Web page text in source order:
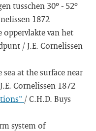
tusschen 30º - 52º
1872
oppervlakte van het
/ J.E. Cornelissen
at the surface near
Cornelissen 1872
/ C.H.D. Buys
system of